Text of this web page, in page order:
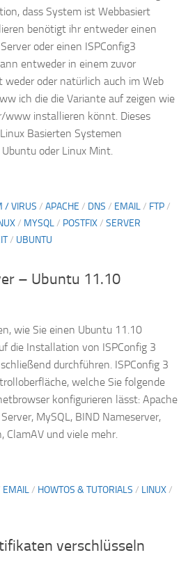
dass System ist Webbasiert
benötigt ihr entweder einen
oder einen ISPConfig3
entweder in einem zuvor
oder natürlich auch im Web
ich die die Variante auf zeigen wie
www installieren könnt. Dieses
Basierten Systemen
oder Linux Mint.
/ VIRUS / APACHE / DNS / EMAIL/ FTP/
/ MYSQL/ POSTFIX/ SERVER
/ UBUNTU
– Ubuntu 11.10
wie Sie einen Ubuntu 11.10
die Installation von ISPConfig 3
durchführen. ISPConfig 3
welche Sie folgende
konfigurieren lässt: Apache
MySQL, BIND Nameserver,
ClamAV und viele mehr.
EMAIL/ HOWTOS & TUTORIALS / LINUX/
verschlüsseln